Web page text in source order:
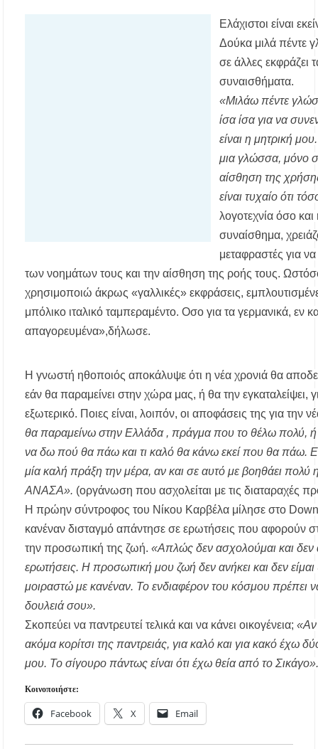
Χαλκιδική: Διάσωση 49χρονης Γερμανίδας σε
δύσβατο σημείο στη Συκιά
Χαλκιδική: Νεκρός 68χρονος λουόμενος στην
παραλία της Νέας Ποτίδαιας
Χαλκιδική: Πρωταθλήτρια στις καταγγελίες
για παραλίες – Σφραγίσεις και πρόστιμα μετά
τους ελέγχους
Εγκρίθηκε η λειτουργία τμήματος της Σ.Α.Ε.Κ.
Μουδανιών στον Πολύγυρο– Δικαίωση της
διεκδίκησης του Δήμου Πολυγύρου
Η ΕΥΑΘ επεκτείνεται στη Χαλκιδική – Τι
αλλάζει με τον νέο νόμο για ύδρευση και
αποχέτευση
Χαλκιδική: Νεκρός 69χρονος λουόμενος στην
παραλία Σίβηρης
Διακοπές ρεύματος σε περιοχές της Χαλκιδικής
Νέες χρηματοδοτήσεις από το Πράσινο Ταμείο
για δήμους της Κεντρικής Μακεδονίας
Ελάχιστοι είναι
Δούκα μιλά πέντε
σε άλλες εκφράζει
συναισθήματα.
«Μιλάω πέντε
ίσα ίσα για να
είναι η μητρική
μια γλώσσα, μόνο
αίσθηση της
είναι τυχαίο ότι
λογοτεχνία όσο
συναίσθημα,
μεταφραστές για
των νοημάτων τους και την αίσθηση της ροής τους.
χρησιμοποιώ άκρως «γαλλικές» εκφράσεις,
μπόλικο ιταλικό ταμπεραμέντο. Οσο για τα γερμανικά, εν
απαγορευμένα»,δήλωσε.
Η γνωστή ηθοποιός αποκάλυψε ότι η νέα χρονιά θα
εάν θα παραμείνει στην χώρα μας, ή θα την εγκαταλείψει,
εξωτερικό. Ποιες είναι, λοιπόν, οι αποφάσεις της για την
θα παραμείνω στην Ελλάδα , πράγμα που το θέλω πολύ,
να δω πού θα πάω και τι καλό θα κάνω εκεί που θα πάω.
μία καλή πράξη την μέρα, αν και σε αυτό με βοηθάει
ΑΝΑΣΑ». (οργάνωση που ασχολείται με τις διαταραχές
Η πρώην σύντροφος του Νίκου Καρβέλα μίλησε στο
κανέναν δισταγμό απάντησε σε ερωτήσεις που αφορούν
την προσωπική της ζωή.«Απλώς δεν ασχολούμαι και
ερωτήσεις. Η προσωπική μου ζωή δεν ανήκει και δεν
μοιραστώ με κανέναν. Το ενδιαφέρον του κόσμου πρέπει
δουλειά σου».
Σκοπεύει να παντρευτεί τελικά και να κάνει οικογένεια;«Αν
ακόμα κορίτσι της παντρειάς, για καλό και για κακό έχω
μου. Το σίγουρο πάντως είναι ότι έχω θεία από το
Κοινοποιήστε:
Facebook X Email